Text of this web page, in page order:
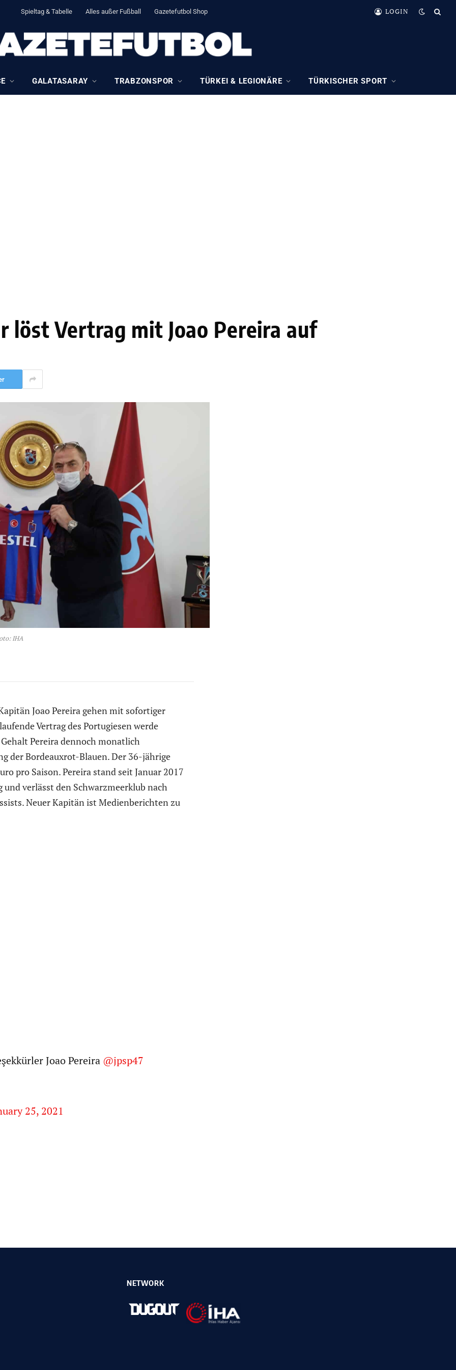
Spieltag & Tabelle Alles außer Fußball Gazetefutbol Shop LOGIN
GALATASARAY TRABZONSPOR TÜRKEI & LEGIONÄRE TÜRKISCHER SPORT
löst Vertrag mit Joao Pereira auf
IHA
Joao Pereira gehen mit sofortiger
Vertrag des Portugiesen werde
Pereira dennoch monatlich
der Bordeauxrot-Blauen. Der 36-jährige
pro Saison. Pereira stand seit Januar 2017
verlässt den Schwarzmeerklub nach
Neuer Kapitän ist Medienberichten zu
Joao Pereira @jpsp47
25, 2021
NETWORK